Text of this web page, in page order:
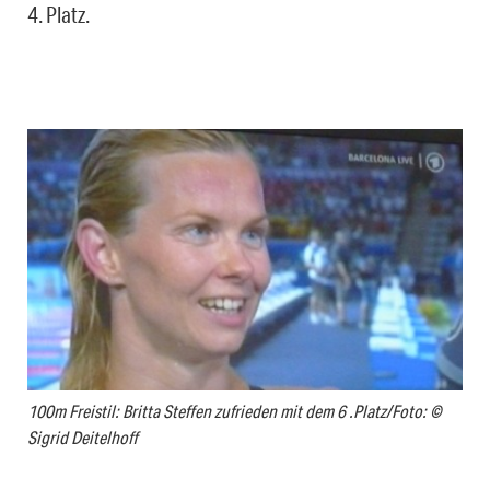
4. Platz.
100m Freistil: Britta Steffen zufrieden mit dem 6 .Platz/Foto: ©
Sigrid Deitelhoff